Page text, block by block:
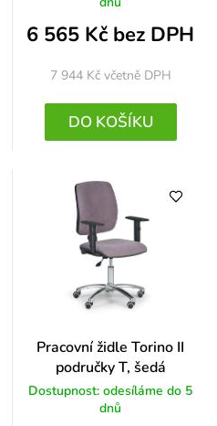
6 565 Kč bez DPH
7 944 Kč včetně DPH
DO KOŠÍKU
Pracovní židle Torino II
područky T, šedá
Dostupnost: odesíláme do 5
dnů